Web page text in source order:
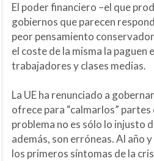
El poder financiero –el que
gobiernos que parecen
peor pensamiento
el coste de la misma la paguen
trabajadores y clases medias.
La UE ha renunciado a
ofrece para “calmarlos” partes
problema no es sólo lo injusto
además, son erróneas. Al año
los primeros síntomas de la